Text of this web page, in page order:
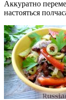
Аккуратно
настояться